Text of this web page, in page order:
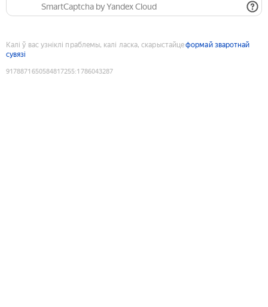
SmartCaptcha by Yandex Cloud
Калі ў вас узніклі праблемы, калі ласка, скарыстайцеформай зваротнай
сувязі
9178871650584817255:1786043287